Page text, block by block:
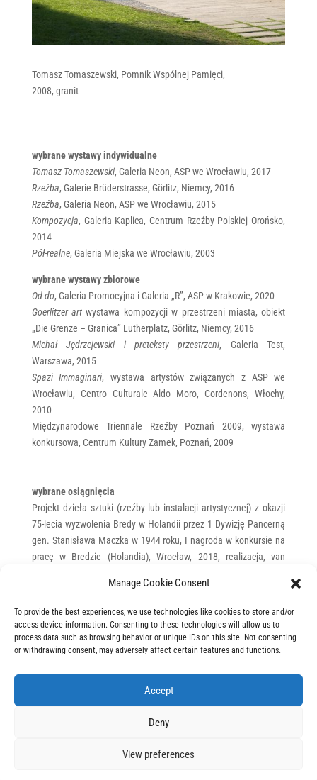
Manage Cookie Consent
To provide the best experiences, we use technologies like cookies to store and/or
access device information. Consenting to these technologies will allow us to
process data such as browsing behavior or unique IDs on this site. Not consenting
or withdrawing consent, may adversely affect certain features and functions.
Accept
Deny
View preferences
Tomasz Tomaszewski, Pomnik Wspólnej Pamięci,
2008, granit
wybrane wystawy indywidualne
Tomasz Tomaszewski, Galeria Neon, ASP we Wrocławiu, 2017
Rzeźba, Galerie Brüderstrasse, Görlitz, Niemcy, 2016
Rzeźba, Galeria Neon, ASP we Wrocławiu, 2015
Kompozycja, Galeria Kaplica, Centrum Rzeźby Polskiej Orońsko,
2014
Pół-realne, Galeria Miejska we Wrocławiu, 2003
wybrane wystawy zbiorowe
Od-do, Galeria Promocyjna i Galeria „R”, ASP w Krakowie, 2020
Goerlitzer art wystawa kompozycji w przestrzeni miasta, obiekt
„Die Grenze – Granica” Lutherplatz, Görlitz, Niemcy, 2016
Michał Jędrzejewski i preteksty przestrzeni, Galeria Test,
Warszawa, 2015
Spazi Immaginari, wystawa artystów związanych z ASP we
Wrocławiu, Centro Culturale Aldo Moro, Cordenons, Włochy,
2010
Międzynarodowe Triennale Rzeźby Poznań 2009, wystawa
konkursowa, Centrum Kultury Zamek, Poznań, 2009
wybrane osiągnięcia
Projekt dzieła sztuki (rzeźby lub instalacji artystycznej) z okazji
75-lecia wyzwolenia Bredy w Holandii przez 1 Dywizję Pancerną
gen. Stanisława Maczka w 1944 roku, I nagroda w konkursie na
pracę w Bredzie (Holandia), Wrocław, 2018, realizacja, van
Pomnik upamiętniający ofiary katastrofy lotniczej, która miała
miejsce pod Smoleńskiem 10 kwietnia 2010 roku
III nagroda w konkursie na pomnik w Smoleńsku (Rosja), CRP
Orońsko, 2012
Pomnik Wspólnej Pamięci, I nagroda w konkursie (kierownik
Wrocław, 1997, realizacja, Krzyżowa k. Świdnicy Śląskiej, 1998